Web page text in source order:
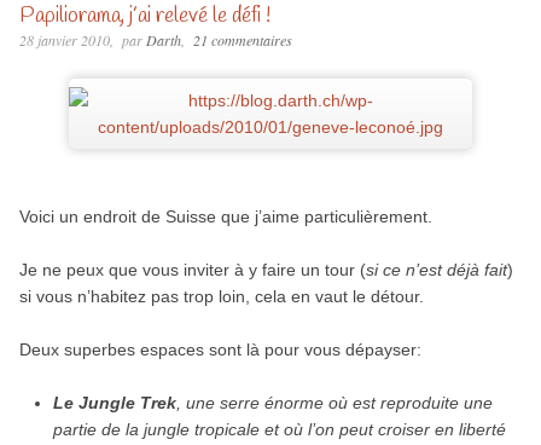
Papiliorama, j’ai relevé le défi !
28 janvier 2010 par Darth 21 commentaires
Voici un endroit de Suisse que j’aime particulièrement.
Je ne peux que vous inviter à y faire un tour (si ce n’est déjà fait)
si vous n’habitez pas trop loin, cela en vaut le détour.
Deux superbes espaces sont là pour vous dépayser:
Le Jungle Trek, une serre énorme où est reproduite une
partie de la jungle tropicale et où l’on peut croiser en liberté